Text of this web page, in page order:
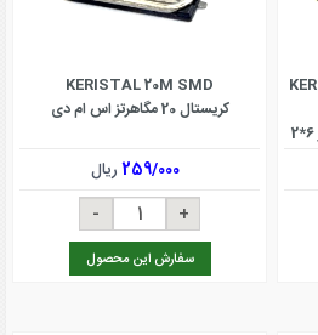
کریستال ساعتی 32.768 کیلو سایز 6*2
KERISTAL 20M SMD
کریستال 20 مگاهرتز اس ام دی
259/000ریال
سفارش این محصول